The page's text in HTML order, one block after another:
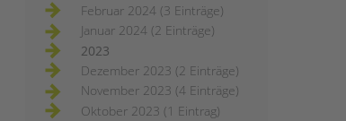
Februar 2024 (3 Einträge)
Januar 2024 (2 Einträge)
2023
Dezember 2023 (2 Einträge)
November 2023 (4 Einträge)
Oktober 2023 (1 Eintrag)